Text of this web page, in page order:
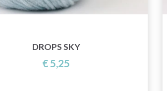
DROPS SKY
€ 5,25